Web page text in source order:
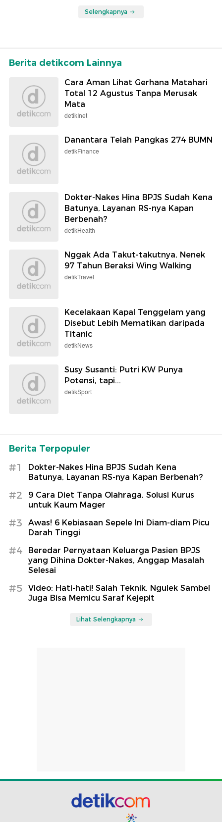
Selengkapnya
Berita detikcom Lainnya
Cara Aman Lihat Gerhana Matahari
Total 12 Agustus Tanpa Merusak
Mata
detikInet
Danantara Telah Pangkas 274 BUMN
detikFinance
Dokter-Nakes Hina BPJS Sudah Kena
Batunya, Layanan RS-nya Kapan
Berbenah?
detikHealth
Nggak Ada Takut-takutnya, Nenek
97 Tahun Beraksi Wing Walking
detikTravel
Kecelakaan Kapal Tenggelam yang
Disebut Lebih Mematikan daripada
Titanic
detikNews
Susy Susanti: Putri KW Punya
Potensi, tapi...
detikSport
Berita Terpopuler
#1
Dokter-Nakes Hina BPJS Sudah Kena
Batunya, Layanan RS-nya Kapan Berbenah?
#2
9 Cara Diet Tanpa Olahraga, Solusi Kurus
untuk Kaum Mager
#3
Awas! 6 Kebiasaan Sepele Ini Diam-diam Picu
Darah Tinggi
#4
Beredar Pernyataan Keluarga Pasien BPJS
yang Dihina Dokter-Nakes, Anggap Masalah
Selesai
#5
Video: Hati-hati! Salah Teknik, Ngulek Sambel
Juga Bisa Memicu Saraf Kejepit
Lihat Selengkapnya